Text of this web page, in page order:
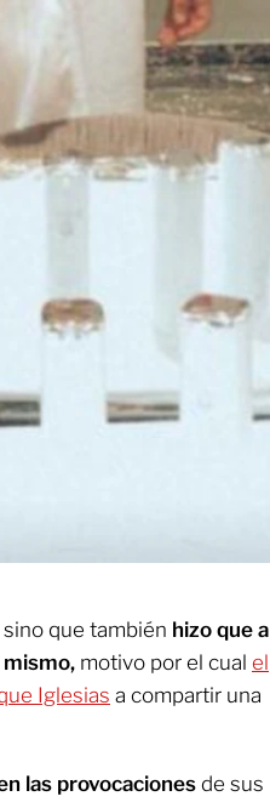
que también hizo que a
mismo, motivo por el cual el
Iglesias a compartir una
las provocaciones de sus